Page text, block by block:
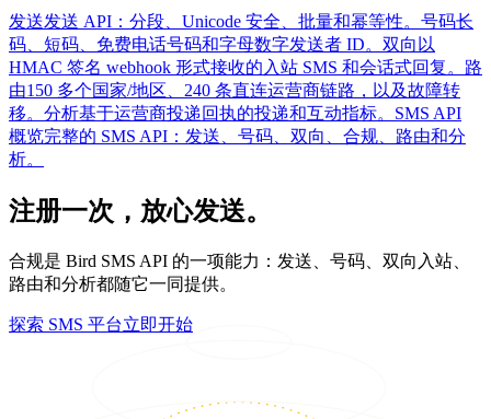
发送发送 API：分段、Unicode 安全、批量和幂等性。 号码长
码、短码、免费电话号码和字母数字发送者 ID。 双向 以
HMAC 签名 webhook 形式接收的入站 SMS 和会话式回复。 路
由150 多个国家/地区、240 条直连运营商链路，以及故障转
移。 分析基于运营商投递回执的投递和互动指标。 SMS API
概览完整的 SMS API：发送、号码、双向、合规、路由和分
析。
注册一次，放心发送。
合规是 Bird SMS API 的一项能力：发送、号码、双向入站、
路由和分析都随它一同提供。
探索 SMS 平台立即开始